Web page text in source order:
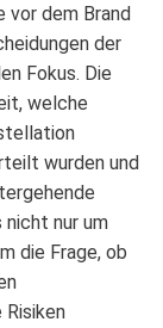
vor dem Brand
der
Fokus. Die
welche
wurden und
nur um
die Frage, ob